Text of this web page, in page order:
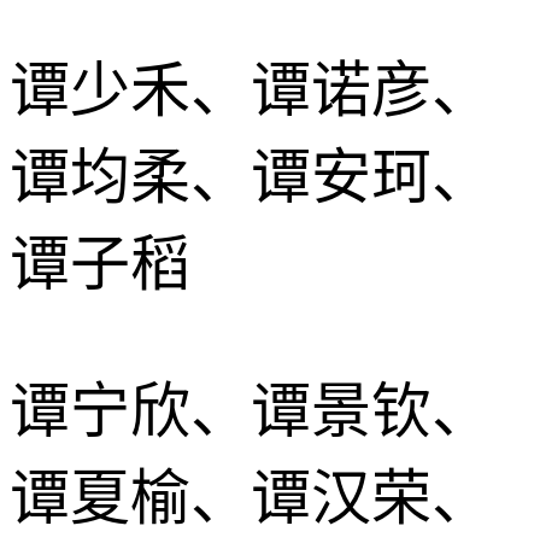
谭少禾、谭诺彦、
谭均柔、谭安珂、
谭子稻
谭宁欣、谭景钦、
谭夏榆、谭汉荣、